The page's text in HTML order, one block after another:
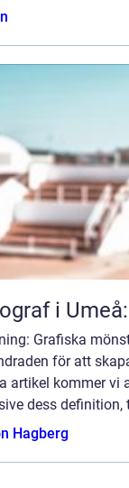
i
Grafiska
för att
artikel kommer vi
dess definition,
Hagberg